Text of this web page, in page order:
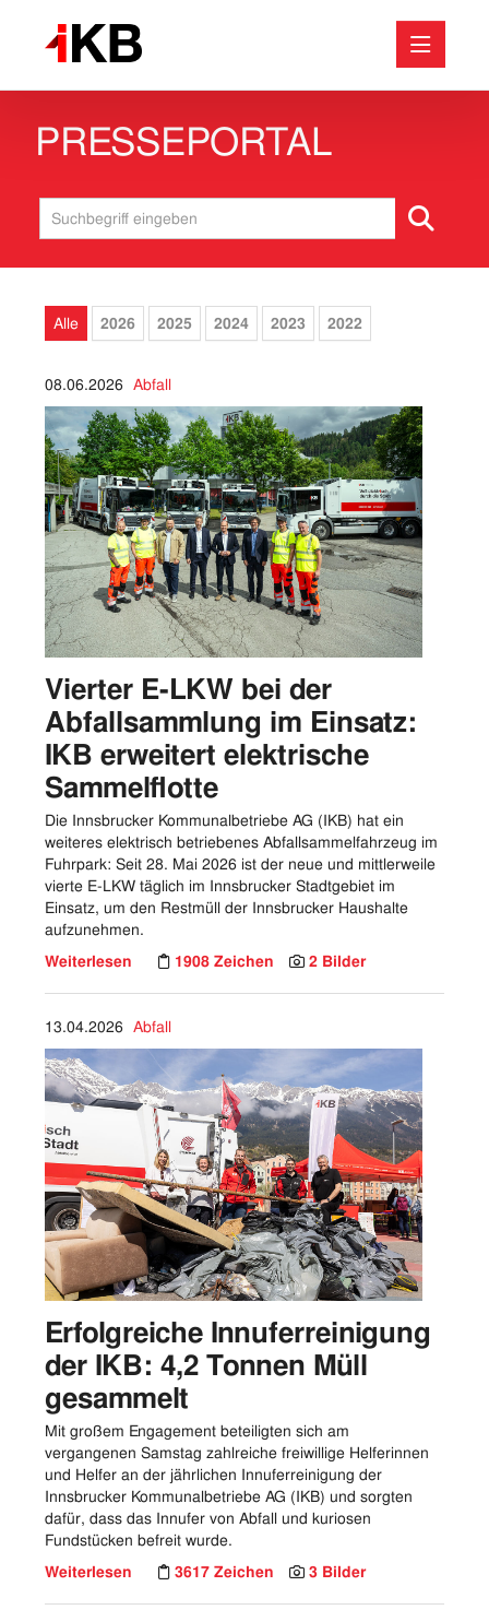
Medieninformationen
Energie
Bäder
Internet & IT
Baustellen
Unternehmen
Wasser & Abwasser
Downloads
Vorstand
Logos
Bilder
Kontakt
PRESSEPORTAL
Alle 2026 2025 2024 2023 2022
08.06.2026 Abfall
Vierter E-LKW bei der
Abfallsammlung im Einsatz:
IKB erweitert elektrische
Sammelflotte
Die Innsbrucker Kommunalbetriebe AG (IKB) hat ein
weiteres elektrisch betriebenes Abfallsammelfahrzeug im
Fuhrpark: Seit 28. Mai 2026 ist der neue und mittlerweile
vierte E-LKW täglich im Innsbrucker Stadtgebiet im
Einsatz, um den Restmüll der Innsbrucker Haushalte
aufzunehmen.
Weiterlesen
1908 Zeichen 2 Bilder
13.04.2026 Abfall
Erfolgreiche Innuferreinigung
der IKB: 4,2 Tonnen Müll
gesammelt
Mit großem Engagement beteiligten sich am
vergangenen Samstag zahlreiche freiwillige Helferinnen
und Helfer an der jährlichen Innuferreinigung der
Innsbrucker Kommunalbetriebe AG (IKB) und sorgten
dafür, dass das Innufer von Abfall und kuriosen
Fundstücken befreit wurde.
Weiterlesen
3617 Zeichen 3 Bilder